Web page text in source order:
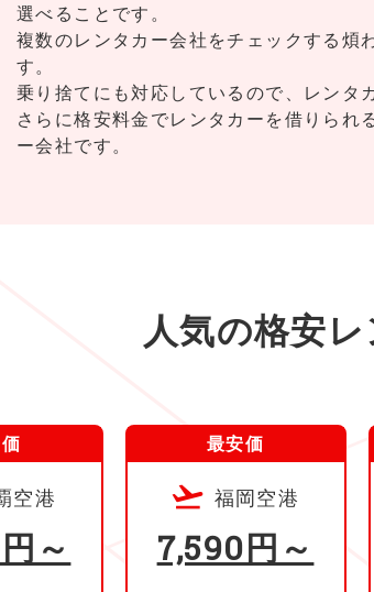
選べることです。
複数のレンタカー会社をチェックする煩
す。
乗り捨てにも対応しているので、レンタ
さらに格安料金でレンタカーを借りられ
ー会社です。
人気の格安
空港
～
最安価
福岡空港
7,590円～